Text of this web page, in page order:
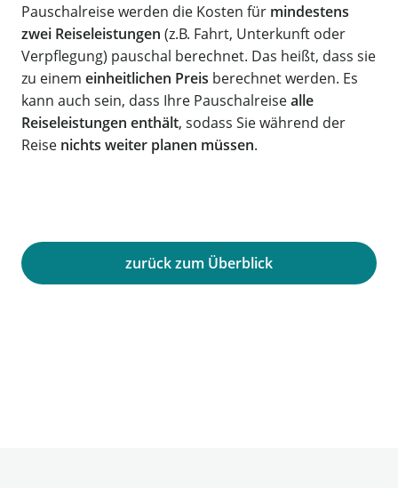
Pauschalreise werden die Kosten für mindestens
zwei Reiseleistungen (z.B. Fahrt, Unterkunft oder
Verpflegung) pauschal berechnet. Das heißt, dass sie
zu einem einheitlichen Preis berechnet werden. Es
kann auch sein, dass Ihre Pauschalreisealle
Reiseleistungen enthält, sodass Sie während der
Reise nichts weiter planen müssen.
zurück zum Überblick